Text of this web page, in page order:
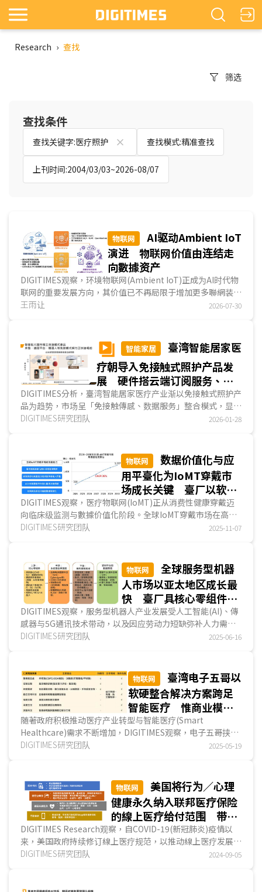
Research › 查找
筛选
查找条件
查找关键字:医疗照护 查找模式:精准查找
上刊时间:2004/03/03~2026-08/07
物联网
AI驱动Ambient IoT
演进 物联网价值由连结走
向數據资产
DIGITIMES观察，环境物联网(Ambient IoT)正成为AI时代物
联网的重要发展方向，其价值已不再局限于增加更多聯網装
置，而是重新定义企业建立、治理及运用數據资产的方式。随
力，使物联网由设备连结逐步走向环境感知，并进一步支撑AI
分析、自动化决策及智能服务发展，成为企业推动數字转型的
重要基础。...
王雨让 2026-07-30
智能家居
臺湾智能居家医
疗朝导入免接触式照护产品发
展 硬件搭云端订阅服务、軟
件平臺采免月费模式
DIGITIMES分析，臺湾智能居家医疗产业渐以免接触式照护产
品为趋势，市场呈「免接触傳感、数据服务」整合模式，显示
产业正朝技术与数据驱动转型。硬件商发展硬件驱动...
DIGITIMES研究团队 2026-01-28
物联网
数据价值化与应
用平臺化为IoMT穿戴市
场成长关键 臺厂以软硬
整合及医疗验证合作为突
破口
DIGITIMES观察，医疗物联网(IoMT)正从消费性健康穿戴迈
向临床级监测与數據价值化阶段。全球IoMT穿戴市场在高龄
化、慢性病普及与線上医疗常态化的推动下快速成长，2...
DIGITIMES研究团队 2025-11-07
物联网
全球服务型机器
人市场以亚太地区成长最
快 臺厂具核心零组件优
势 惟整机整合／应用仍
待强化
DIGITIMES观察，服务型机器人产业发展受人工智能(AI)、傳
感器与5G通讯技术带动，以及因应劳动力短缺弥补人力需求
缺口的趋势下，服务型机器人市场规模逐步扩大，2024...
DIGITIMES研究团队 2025-06-16
物联网
臺湾电子五哥以
软硬整合解决方案跨足
智能医疗 惟商业模式
落地仍待时间验证
随著政府积极推动医疗产业转型与智能医疗(Smart
Healthcare)需求不断增加，DIGITIMES观察，电子五哥挟其
资通讯技术优势，透过延伸硬件制造能力至医材与监测装置、
DIGITIMES研究团队 2025-05-19
物联网
美国将行为／心理
健康永久纳入联邦医疗保险
的線上医疗给付范围 带动
相关線上监测发展
DIGITIMES Research观察，自COVID-19(新冠肺炎)疫情以
来，美国政府持续修订線上医疗规范，以推动線上医疗发展，
如扩大联邦医疗保险(Medicare)的给付范围，放宽可使...
DIGITIMES研究团队 2024-09-05